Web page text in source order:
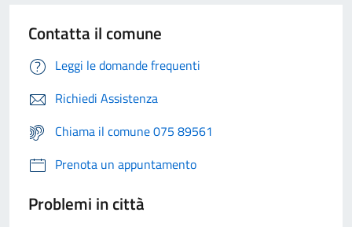
Contatta il comune
Leggi le domande frequenti
Richiedi Assistenza
Chiama il comune 075 89561
Prenota un appuntamento
Problemi in città